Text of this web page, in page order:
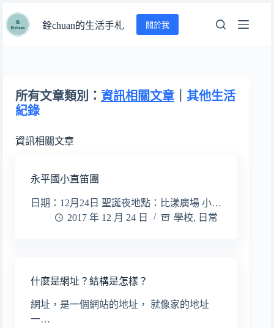
至
銓chuan的生活手札 關於我
所有文章類別： 資訊相關文章
其他生活
紀錄
資訊相關文章
永平國小直笛團
日期：12月24日 聖誕夜地點：比漾廣場 小…
2017 年 12 月 24 日
學校, 日常
什麼是網址？結構是怎樣？
網址，是一個網站的地址， 就像家的地址
一…